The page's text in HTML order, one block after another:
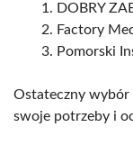
DOBRY
Factory
Pomorski
Ostateczny wybór
swoje potrzeby i